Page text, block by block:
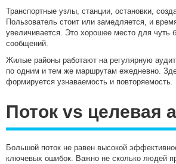
Транспортные узлы, станции, остановки,
Пользователь стоит или замедляется, и
увеличивается. Это хорошее место для чуть
сообщений.
Жилые районы работают на регулярную
по одним и тем же маршрутам ежедневно.
формируется узнаваемость и повторяемость.
Поток vs целевая
Большой поток не равен высокой
ключевых ошибок. Важно не сколько людей